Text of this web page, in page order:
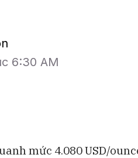
6:30 AM
mức 4.080 USD/